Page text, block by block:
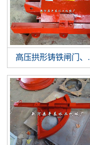
高压拱形铸铁闸门